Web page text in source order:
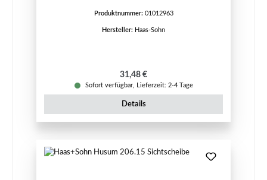
Produktnummer: 01012963
Hersteller: Haas-Sohn
Regulärer Preis:
31,48 €
Sofort verfügbar, Lieferzeit: 2-4 Tage
Details